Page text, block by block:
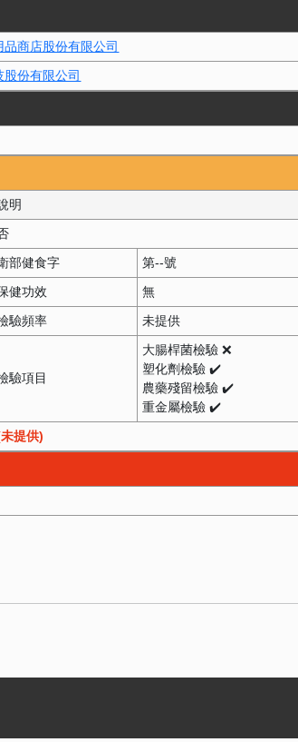
商店股份有限公司
份有限公司
明
部健食字 第--號
健功效
無
驗頻率 未提供
驗項目
大腸桿菌檢驗 ❌
塑化劑檢驗 ✔️
農藥殘留檢驗 ✔️
重金屬檢驗 ✔️
提供)